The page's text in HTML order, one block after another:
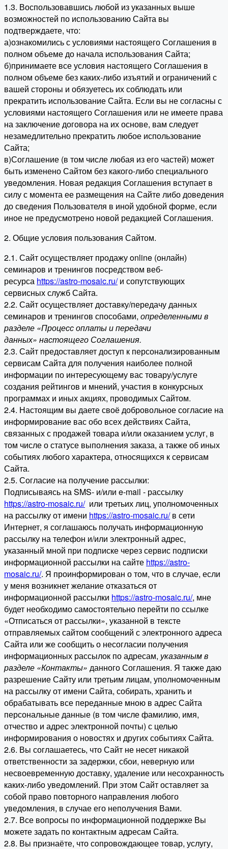
1.3. Воспользовавшись любой из указанных выше
возможностей по использованию Сайта вы
подтверждаете, что:
а)ознакомились с условиями настоящего Соглашения в
полном объеме до начала использования Сайта;
б)принимаете все условия настоящего Соглашения в
полном объеме без каких-либо изъятий и ограничений с
вашей стороны и обязуетесь их соблюдать или
прекратить использование Сайта. Если вы не согласны с
условиями настоящего Соглашения или не имеете права
на заключение договора на их основе, вам следует
незамедлительно прекратить любое использование
Сайта;
в)Соглашение (в том числе любая из его частей) может
быть изменено Сайтом без какого-либо специального
уведомления. Новая редакция Соглашения вступает в
силу с момента ее размещения на Сайте либо доведения
до сведения Пользователя в иной удобной форме, если
иное не предусмотрено новой редакцией Соглашения.
2. Общие условия пользования Сайтом.
2.1. Сайт осуществляет продажу online (онлайн)
семинаров и тренингов посредством веб-
ресурса https://astro-mosaic.ru/и сопутствующих
сервисных служб Сайта.
2.2. Сайт осуществляет доставку/передачу данных
семинаров и тренингов способами, определенными в
разделе «Процесс оплаты и передачи
данных» настоящего Соглашения.
2.3. Сайт предоставляет доступ к персонализированным
сервисам Сайта для получения наиболее полной
информации по интересующему вас товару/услуге
создания рейтингов и мнений, участия в конкурсных
программах и иных акциях, проводимых Сайтом.
2.4. Настоящим вы даете своё добровольное согласие на
информирование вас обо всех действиях Сайта,
связанных с продажей товара и/или оказанием услуг, в
том числе о статусе выполнения заказа, а также об иных
событиях любого характера, относящихся к сервисам
Сайта.
2.5. Согласие на получение рассылки:
Подписываясь на SMS- и/или e-mail - рассылку
https://astro-mosaic.ru/или третьих лиц, уполномоченных
на рассылку от имени https://astro-mosaic.ru/в сети
Интернет, я соглашаюсь получать информационную
рассылку на телефон и/или электронный адрес,
указанный мной при подписке через сервис подписки
информационной рассылки на сайте https://astro-
mosaic.ru/. Я проинформирован о том, что в случае, если
у меня возникнет желание отказаться от
информационной рассылки https://astro-mosaic.ru/, мне
будет необходимо самостоятельно перейти по ссылке
«Отписаться от рассылки», указанной в тексте
отправляемых сайтом сообщений с электронного адреса
Сайта или же сообщить о несогласии получения
информационных рассылок по адресам, указанным в
разделе «Контакты» данного Соглашения. Я также даю
разрешение Сайту или третьим лицам, уполномоченным
на рассылку от имени Сайта, собирать, хранить и
обрабатывать все переданные мною в адрес Сайта
персональные данные (в том числе фамилию, имя,
отчество и адрес электронной почты) с целью
информирования о новостях и других событиях Сайта.
2.6. Вы соглашаетесь, что Сайт не несет никакой
ответственности за задержки, сбои, неверную или
несвоевременную доставку, удаление или несохранность
каких-либо уведомлений. При этом Сайт оставляет за
собой право повторного направления любого
уведомления, в случае его неполучения Вами.
2.7. Все вопросы по информационной поддержке Вы
можете задать по контактным адресам Сайта.
2.8. Вы признаёте, что сопровождающее товар, услугу,